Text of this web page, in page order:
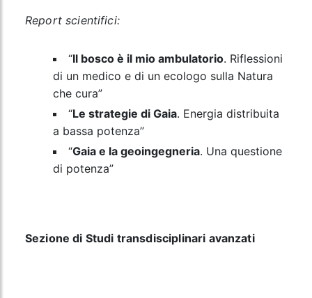
Report scientifici:
“Il bosco è il mio ambulatorio. Riflessioni
di un medico e di un ecologo sulla Natura
che cura”
“Le strategie di Gaia. Energia distribuita
a bassa potenza”
“Gaia e la geoingegneria. Una questione
di potenza”
Sezione di Studi transdisciplinari avanzati